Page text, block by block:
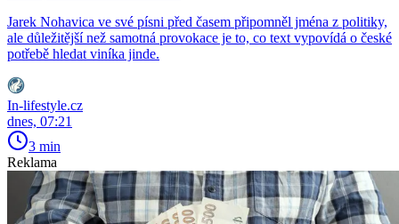
Jarek Nohavica ve své písni před časem připomněl jména z politiky,
ale důležitější než samotná provokace je to, co text vypovídá o české
potřebě hledat viníka jinde.
In-lifestyle.cz
dnes, 07:21
3 min
Reklama